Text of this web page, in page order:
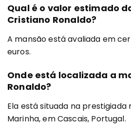
Qual é o valor estimado
Cristiano Ronaldo?
A mansão está avaliada em
euros.
Onde está localizada a
Ronaldo?
Ela está situada na prestigiada
Marinha, em Cascais, Portugal.